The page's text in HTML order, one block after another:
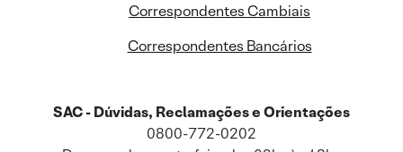
Correspondentes Cambiais
Correspondentes Bancários
SAC - Dúvidas, Reclamações e Orientações
0800-772-0202